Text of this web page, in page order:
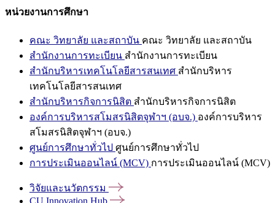
หน่วยงานการศึกษา
คณะ วิทยาลัย และสถาบัน คณะ วิทยาลัย และสถาบัน
สำนักงานการทะเบียน สำนักงานการทะเบียน
สำนักบริหารเทคโนโลยีสารสนเทศ สำนักบริหาร
เทคโนโลยีสารสนเทศ
สำนักบริหารกิจการนิสิต สำนักบริหารกิจการนิสิต
องค์การบริหารสโมสรนิสิตจุฬาฯ (อบจ.) องค์การบริหาร
สโมสรนิสิตจุฬาฯ (อบจ.)
ศูนย์การศึกษาทั่วไป ศูนย์การศึกษาทั่วไป
การประเมินออนไลน์ (MCV) การประเมินออนไลน์ (MCV)
วิจัยและนวัตกรรม
CU Innovation Hub